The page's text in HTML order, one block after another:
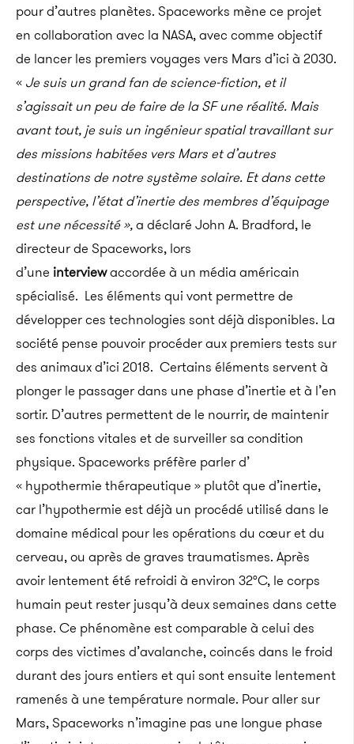
pour d’autres planètes. Spaceworks mène ce projet
en collaboration avec la NASA, avec comme objectif
de lancer les premiers voyages vers Mars d’ici à 2030.
« Je suis un grand fan de science-fiction, et il
s’agissait un peu de faire de la SF une réalité. Mais
avant tout, je suis un ingénieur spatial travaillant sur
des missions habitées vers Mars et d’autres
destinations de notre système solaire. Et dans cette
perspective, l’état d’inertie des membres d’équipage
est une nécessité »,a déclaré John A. Bradford, le
directeur de Spaceworks, lors
d’une interviewaccordée à un média américain
spécialisé. Les éléments qui vont permettre de
développer ces technologies sont déjà disponibles. La
société pense pouvoir procéder aux premiers tests sur
des animaux d’ici 2018. Certains éléments servent à
plonger le passager dans une phase d’inertie et à l’en
sortir. D’autres permettent de le nourrir, de maintenir
ses fonctions vitales et de surveiller sa condition
physique. Spaceworks préfère parler d’
« hypothermie thérapeutique » plutôt que d’inertie,
car l’hypothermie est déjà un procédé utilisé dans le
domaine médical pour les opérations du cœur et du
cerveau, ou après de graves traumatismes. Après
avoir lentement été refroidi à environ 32°C, le corps
humain peut rester jusqu’à deux semaines dans cette
phase. Ce phénomène est comparable à celui des
corps des victimes d’avalanche, coincés dans le froid
durant des jours entiers et qui sont ensuite lentement
ramenés à une température normale. Pour aller sur
Mars, Spaceworks n’imagine pas une longue phase